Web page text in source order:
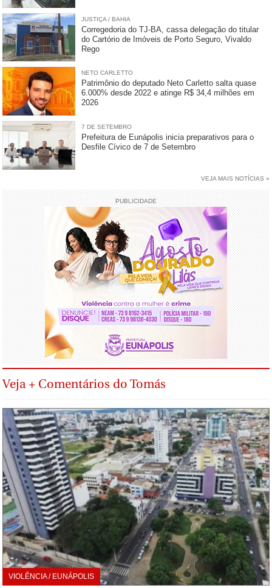
JUSTIÇA / BAHIA
Corregedoria do TJ-BA, cassa delegação do titular
do Cartório de Imóveis de Porto Seguro, Vivaldo
Rego
NETO CARLETTO
Patrimônio do deputado Neto Carletto salta quase
6.000% desde 2022 e atinge R$ 34,4 milhões em
2026
7 DE SETEMBRO
Prefeitura de Eunápolis inicia preparativos para o
Desfile Cívico de 7 de Setembro
VEJA MAIS NOTÍCIAS »
PUBLICIDADE
Veja + Comentários do Tomás
VIOLÊNCIA / EUNÁPOLIS